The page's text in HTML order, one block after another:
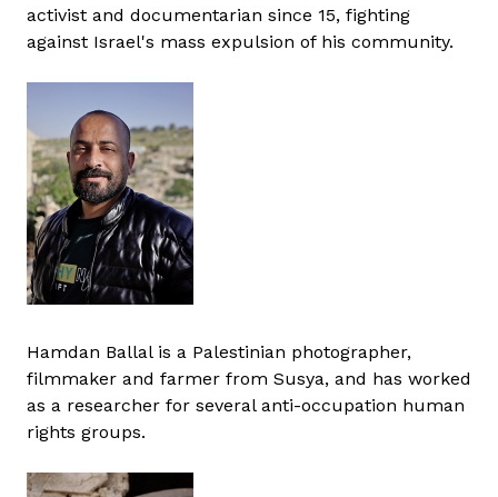
activist and documentarian since 15, fighting
against Israel's mass expulsion of his community.
Hamdan Ballal is a Palestinian photographer,
filmmaker and farmer from Susya, and has worked
as a researcher for several anti-occupation human
rights groups.